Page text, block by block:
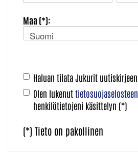
Maa (*):
Suomi
Haluan tilata Jukurit uutiskirjeen
Olen lukenuttietosuojaselosteen
henkilötietojeni käsittelyn (*)
(*) Tieto on pakollinen